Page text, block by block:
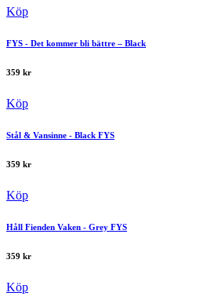
Köp
FYS - Det kommer bli bättre – Black
359 kr
Köp
Stål & Vansinne - Black FYS
359 kr
Köp
Håll Fienden Vaken - Grey FYS
359 kr
Köp